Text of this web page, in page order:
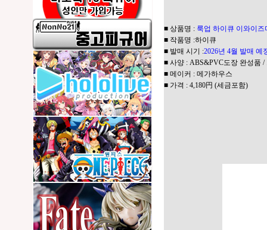
■ 상품명 : 룩업 하이큐 이와이즈
■ 작품명 :하이큐
■ 발매 시기 :2026년 4월 발매
■ 사양 : ABS&PVC도장 완성품 /
■ 메이커 : 메가하우스
■ 가격 : 4,180円 (세금포함)